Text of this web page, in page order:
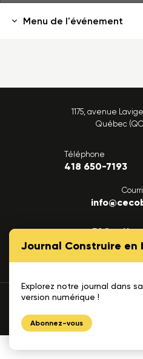
Journal Construire en
Explorez notre journal dans
version numérique !
Abonnez-vous
Menu de l'événement
1175, avenue
Québec
Téléphone
418 650-7193
FAQ
© 2026 cecobois